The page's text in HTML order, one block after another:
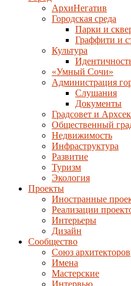
АрхиНегатив
Городская среда
Парки и
Граффити и
Культура
«Умный Сочи»
Администрация
Слушания
Документы
Градсовет и
Общественный
Недвижимость
Инфраструктура
Развитие
Туризм
Экология
Проекты
Иностранные
Реализации
Интерьеры
Дизайн
Сообщество
Союз архитекторов
Имена
Мастерские
Интервью